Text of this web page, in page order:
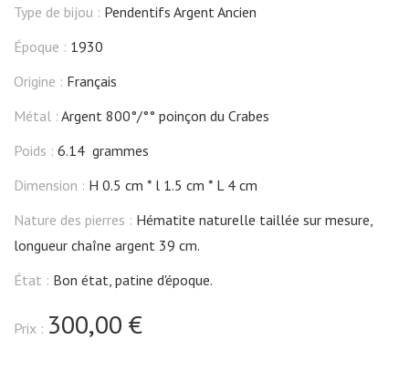
Type de bijou : Pendentifs Argent Ancien
Époque : 1930
Origine : Français
Métal : Argent 800°/°° poinçon du Crabes
Poids : 6.14 grammes
Dimension : H 0.5 cm l 1.5 cm
L 4 cm
Nature des pierres : Hématite naturelle taillée sur mesure,
longueur chaîne argent 39 cm.
État : Bon état, patine d'époque.
Prix : 300,00 €